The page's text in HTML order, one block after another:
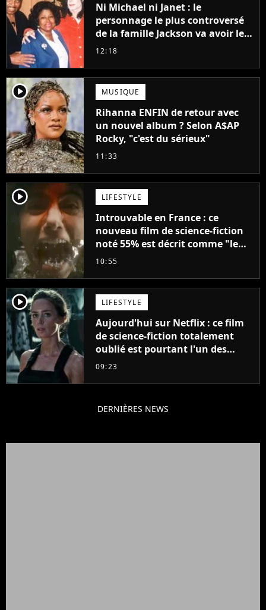
Ni Michael ni Janet : le
personnage le plus controversé
de la famille Jackson va avoir le
droit à sa propre série
12:18
player2 MUSIQUE
Rihanna ENFIN de retour avec
un nouvel album ? Selon A$AP
Rocky, "c'est du sérieux"
11:33
player2 LIFESTYLE
Introuvable en France : ce
nouveau film de science-fiction
noté 55% est décrit comme "le
plus stupide de l'année"
10:55
player2 LIFESTYLE
Aujourd'hui sur Netflix : ce film
de science-fiction totalement
oublié est pourtant l'un des
meilleurs des années 2010
09:23
DERNIÈRES NEWS